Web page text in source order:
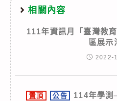
相關內容
111年資訊月「臺灣教
區展示
2022-
置頂 公告
114年學測